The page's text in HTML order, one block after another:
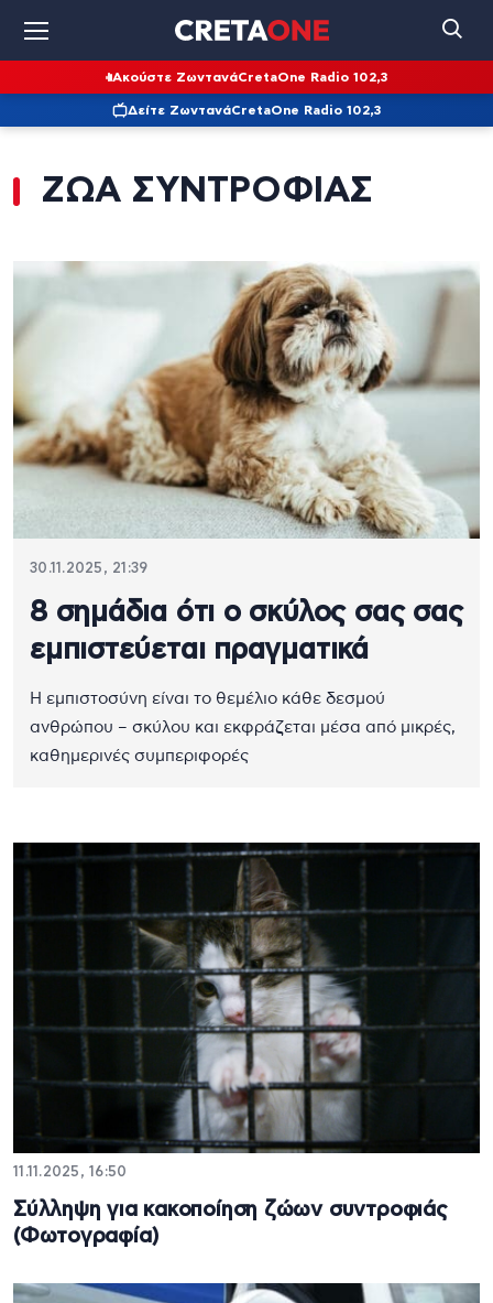
Ακούστε ΖωντανάCretaOne Radio 102,3
Δείτε ΖωντανάCretaOne Radio 102,3
ΖΩΑ ΣΥΝΤΡΟΦΙΑΣ
30.11.2025, 21:39
8 σημάδια ότι ο σκύλος σας σας
εμπιστεύεται πραγματικά
Η εμπιστοσύνη είναι το θεμέλιο κάθε δεσμού
ανθρώπου – σκύλου και εκφράζεται μέσα από μικρές,
καθημερινές συμπεριφορές
11.11.2025, 16:50
Σύλληψη για κακοποίηση ζώων συντροφιάς
(Φωτογραφία)